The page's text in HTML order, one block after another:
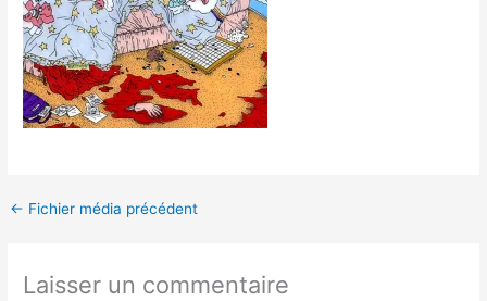
← Fichier média précédent
Laisser un commentaire